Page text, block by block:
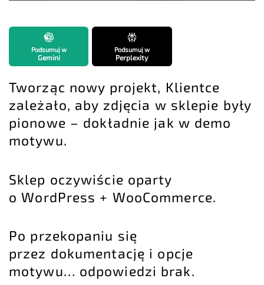
Podsumuj w
Gemini
Podsumuj w
Perplexity
Tworząc nowy projekt, Klientce
zależało, aby zdjęcia w sklepie były
pionowe – dokładnie jak w demo
motywu.
Sklep oczywiście oparty
oWordPress + WooCommerce.
Po przekopaniu się
przez dokumentację i opcje
motywu… odpowiedzi brak.